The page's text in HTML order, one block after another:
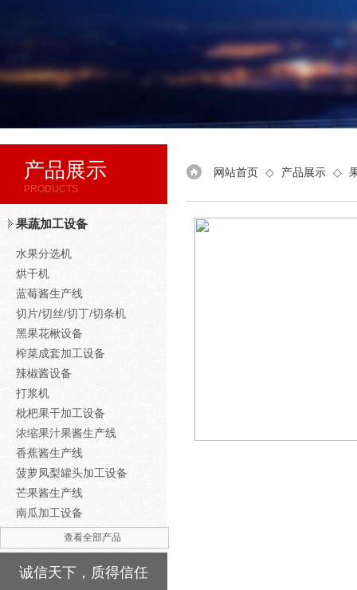
产品展示
PRODUCTS
果蔬加工设备
水果分选机
烘干机
蓝莓酱生产线
切片/切丝/切丁/切条机
黑果花楸设备
榨菜成套加工设备
辣椒酱设备
打浆机
枇杷果干加工设备
浓缩果汁果酱生产线
香蕉酱生产线
菠萝凤梨罐头加工设备
芒果酱生产线
南瓜加工设备
查看全部产品
诚信天下，质得信任
网站首页 ◇ 产品展示 ◇